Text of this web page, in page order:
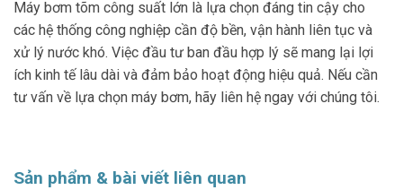
Máy bơm tõm công suất lớn là lựa chọn đáng tin cậy cho
các hệ thống công nghiệp cần độ bền, vận hành liên tục và
xử lý nước khó. Việc đầu tư ban đầu hợp lý sẽ mang lại lợi
ích kinh tế lâu dài và đảm bảo hoạt động hiệu quả. Nếu cần
tư vấn về lựa chọn máy bơm, hãy liên hệ ngay với chúng tôi.
Sản phẩm & bài viết liên quan